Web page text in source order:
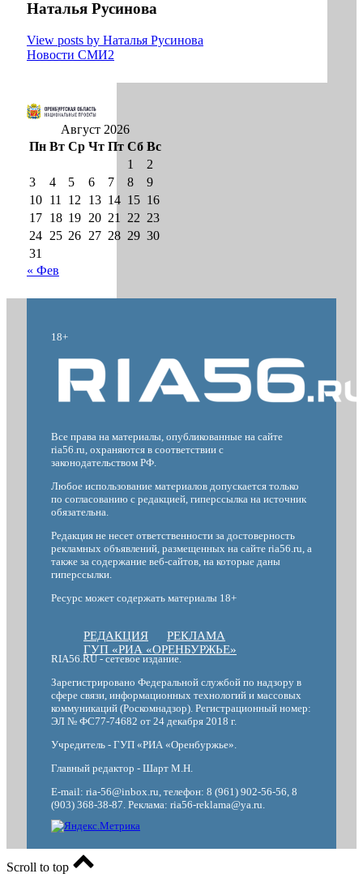
Наталья Русинова
View posts by Наталья Русинова
Новости СМИ2
Август 2026
Пн Вт Ср Чт Пт Сб Вс
1
2
3
4 5 6 7 8
9
10 11 12 13 14 15 16
17 18 19 20 21 22 23
24 25 26 27 28 29 30
31
« Фев
18+
Все права на материалы, опубликованные на сайте
ria56.ru, охраняются в соответствии с
законодательством РФ.
Любое использование материалов допускается только
по согласованию с редакцией, гиперссылка на источник
обязательна.
Редакция не несет ответственности за достоверность
рекламных объявлений, размещенных на сайте ria56.ru, а
также за содержание веб-сайтов, на которые даны
гиперссылки.
Ресурс может содержать материалы 18+
РЕДАКЦИЯ
РЕКЛАМА
ГУП «РИА «ОРЕНБУРЖЬЕ»
RIA56.RU - сетевое издание.
Зарегистрировано Федеральной службой по надзору в
сфере связи, информационных технологий и массовых
коммуникаций (Роскомнадзор). Регистрационный номер:
ЭЛ № ФС77-74682 от 24 декабря 2018 г.
Учредитель - ГУП «РИА «Оренбуржье».
Главный редактор - Шарт М.Н.
E-mail: ria-56@inbox.ru, телефон: 8 (961) 902-56-56, 8
(903) 368-38-87. Реклама: ria56-reklama@ya.ru.
Scroll to top